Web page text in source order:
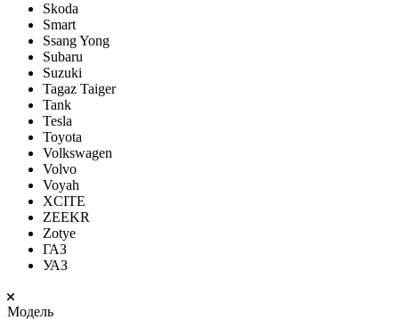
Skoda
Smart
Ssang Yong
Subaru
Suzuki
Tagaz Taiger
Tank
Tesla
Toyota
Volkswagen
Volvo
Voyah
XCITE
ZEEKR
Zotye
ГАЗ
УАЗ
Модель